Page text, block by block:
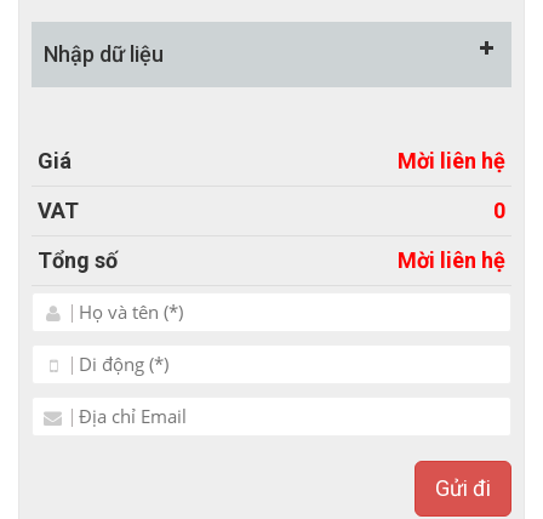
Responsive) hiển thị tốt trên mọi thiết bị: Máy tính;
Máy tính bảng; Điện thoại di động.
report báo cáo doanh thu thông minh.
Loại xe điện - Dự án - Hợp tác phân phối - Dịch vụ
- Tin tức - Liên hệ.
- Ngôn ngữ Tiếng Việt (Có thể mở rộng thêm các
- Tích hợp được tất cả các hình thức thanh toán
offline, online đầy đủ không thiếu thứ gì.
- Tốc độ load như nhanh chóng, chưa tới 2s/trang.
Nhập dữ liệu
Giá
Mời liên hệ
VAT
0
Tổng số
Mời liên hệ
Gửi đi